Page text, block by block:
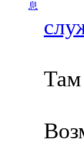
息
Там